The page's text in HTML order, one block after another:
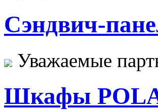
Сэндвич-
Уважаемые
Шкафы